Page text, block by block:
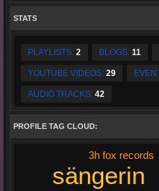
STATS
PLAYLISTS: 2 BLOGS: 11
YOUTUBE VIDEOS: 29
AUDIO TRACKS: 42
PROFILE TAG CLOUD:
sängerin
3h fox records